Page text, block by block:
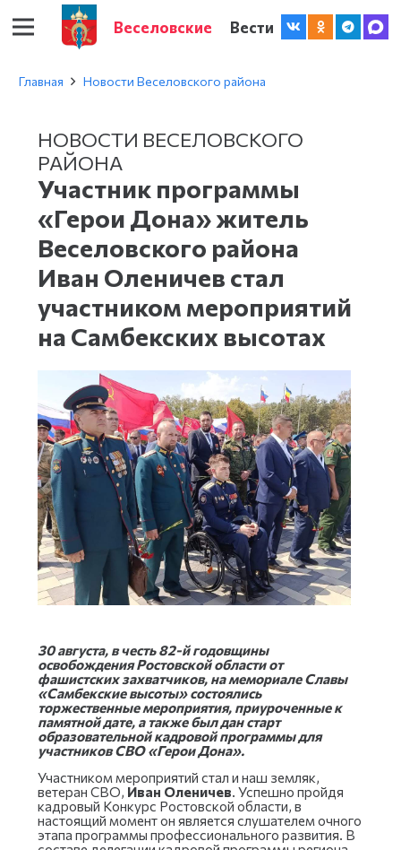
Веселовские Вести
Главная Новости Веселовского района
НОВОСТИ ВЕСЕЛОВСКОГО
РАЙОНА
Участник программы
«Герои Дона» житель
Веселовского района
Иван Оленичев стал
участником мероприятий
на Самбекских высотах
30 августа, в честь 82-й годовщины
освобождения Ростовской области от
фашистских захватчиков, на мемориале Славы
«Самбекские высоты» состоялись
торжественные мероприятия, приуроченные к
памятной дате, а также был дан старт
образовательной кадровой программы для
участников СВО «Герои Дона».
Участником мероприятий стал и наш земляк,
ветеран СВО, Иван Оленичев. Успешно пройдя
кадровый Конкурс Ростовской области, в
настоящий момент он является слушателем очного
этапа программы профессионального развития. В